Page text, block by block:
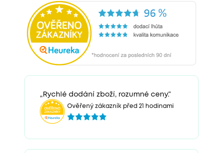
„Rychlé dodání zboží, rozumné ceny.“
Ověřený zákazník před 21 hodinami